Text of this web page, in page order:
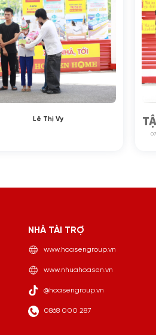
Lê Thị Vy
NHÀ TÀI TRỢ
www.hoasengroup.vn
www.nhuahoasen.vn
@hoasengroup.vn
0868 000 287